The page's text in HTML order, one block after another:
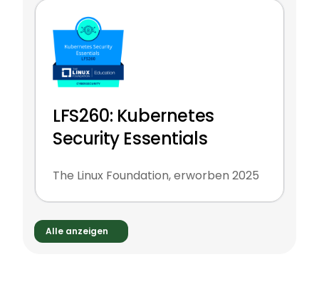
LFS260: Kubernetes
Security Essentials
The Linux Foundation, erworben 2025
Alle anzeigen